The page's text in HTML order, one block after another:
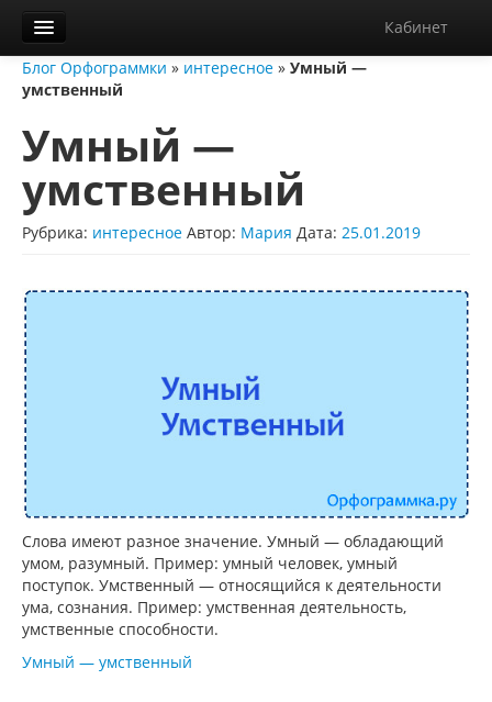
Кабинет
Орфограммка
Блог
О нас
Контакты
Справка
Блог Орфограммки » интересное » Умный —
умственный
Умный —
умственный
Рубрика: интересное Автор: Мария Дата: 25.01.2019
Слова имеют разное значение. Умный — обладающий
умом, разумный. Пример: умный человек, умный
поступок. Умственный — относящийся к деятельности
ума, сознания. Пример: умственная деятельность,
умственные способности.
Умный — умственный